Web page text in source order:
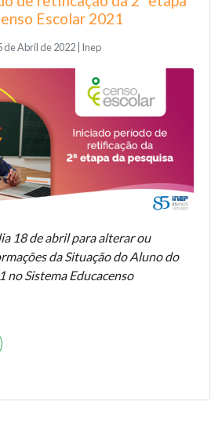
Escolar 2021
de Abril de 2022 | Inep
18 de abril para alterar ou
da Situação do Aluno do
no Sistema Educacenso